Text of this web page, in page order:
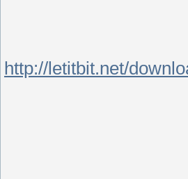
http://letitbit.net/